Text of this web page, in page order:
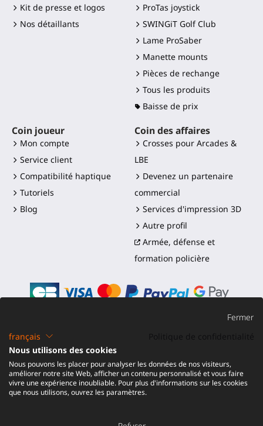
Kit de presse et logos
Nos détaillants
ProTas joystick
SWINGiT Golf Club
Lame ProSaber
Manette mounts
Pièces de rechange
Tous les produits
Baisse de prix
Coin joueur
Mon compte
Service client
Compatibilité haptique
Tutoriels
Blog
Coin des affaires
Crosses pour Arcades &
LBE
Devenez un partenaire
commercial
Services d'impression 3D
Autre profil
Armée, défense et
formation policière
©2016-2026 - ProTubeVR™
Expédition et droits
Remboursement
Fermer
français
Nous utilisons des cookies
Nous pouvons les placer pour analyser les données de nos visiteurs,
améliorer notre site Web, afficher un contenu personnalisé et vous faire
vivre une expérience inoubliable. Pour plus d'informations sur les cookies
que nous utilisons, ouvrez les paramètres.